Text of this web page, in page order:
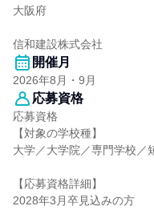
大阪府
信和建設株式会社
開催月
2026年8月・9月
応募資格
応募資格
【対象の学校種】
大学／大学院／専門学校／
【応募資格詳細】
2028年3月卒見込みの方